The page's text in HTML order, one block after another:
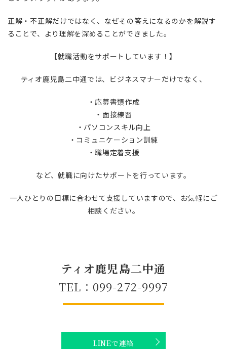
正解・不正解だけではなく、なぜその答えになるのかを解説す
ることで、より理解を深めることができました。
【就職活動をサポートしています！】
ティオ鹿児島二中通では、ビジネスマナーだけでなく、
・応募書類作成
・面接練習
・パソコンスキル向上
・コミュニケーション訓練
・職場定着支援
など、就職に向けたサポートを行っています。
一人ひとりの目標に合わせて支援していますので、お気軽にご
相談ください。
ティオ鹿児島二中通
TEL：099-272-9997
LINEで連絡